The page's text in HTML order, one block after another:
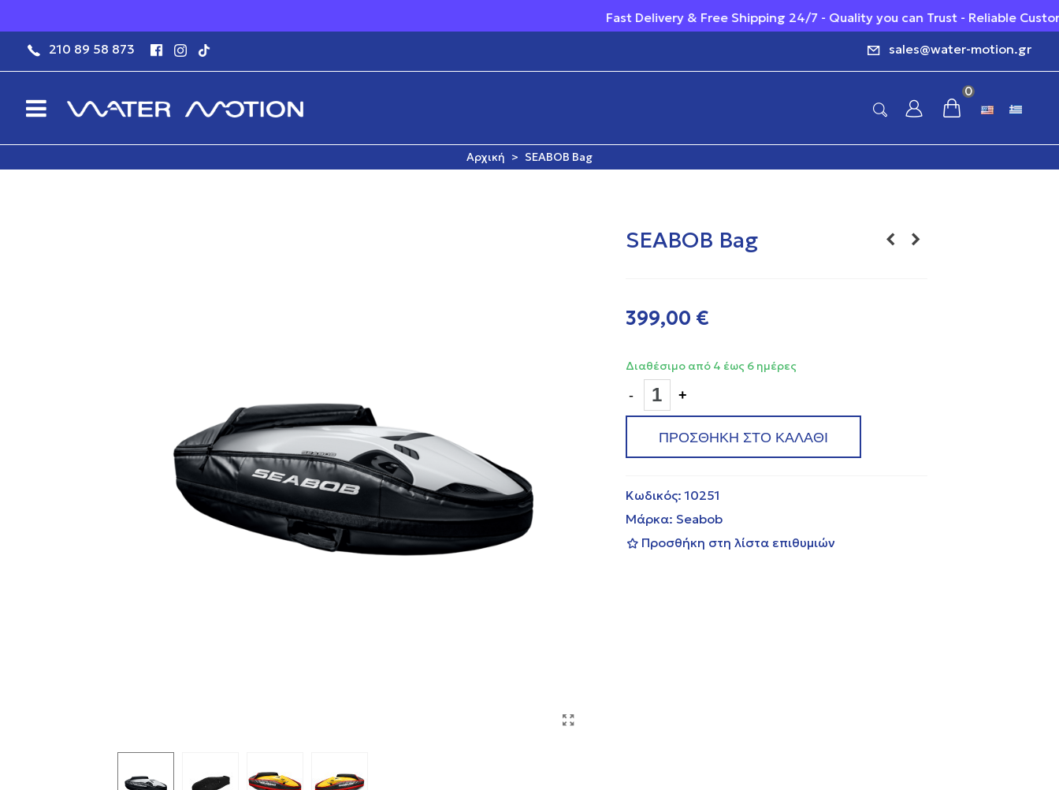
Fast Delivery & Free Shipping 24/7 - Quality you can Trust - Reliable Customer
210 89 58 873
sales@water-motion.gr
0
Αρχική > SEABOB Bag
SEABOB Bag
399,00 €
Διαθέσιμο από 4 έως 6 ημέρες
- +
ΠΡΟΣΘΗΚΗ ΣΤΟ ΚΑΛΑΘΙ
Κωδικός: 10251
Μάρκα: Seabob
Προσθήκη στη λίστα επιθυμιών